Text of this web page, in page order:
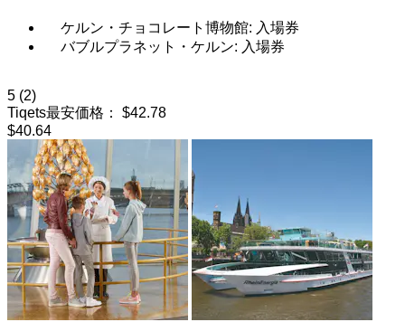
ケルン・チョコレート博物館: 入場券
バブルプラネット・ケルン: 入場券
5 (2)
Tiqets最安価格：
$42.78
$40.64